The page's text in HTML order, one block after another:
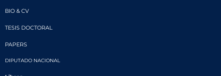
BIO & CV
TESIS DOCTORAL
PAPERS
DIPUTADO NACIONAL